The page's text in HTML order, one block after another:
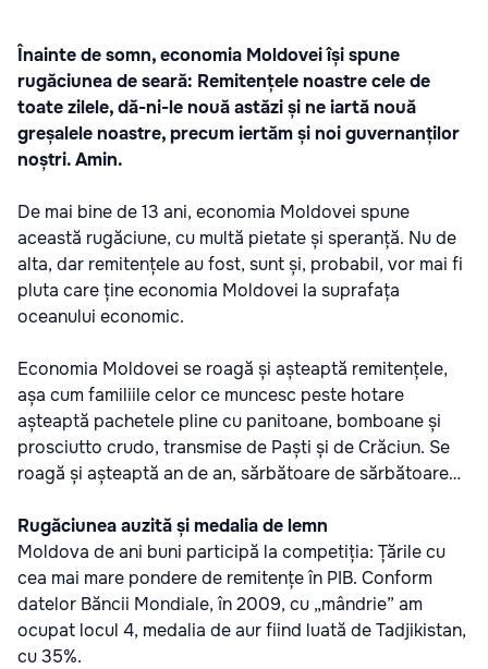
Înainte de somn, economia Moldovei își spune
rugăciunea de seară: Remitențele noastre cele de
toate zilele, dă-ni-le nouă astăzi și ne iartă nouă
greșalele noastre, precum iertăm și noi guvernanților
noștri. Amin.
De mai bine de 13 ani, economia Moldovei spune
această rugăciune, cu multă pietate și speranță. Nu de
alta, dar remitențele au fost, sunt și, probabil, vor mai fi
pluta care ține economia Moldovei la suprafața
oceanului economic.
Economia Moldovei se roagă și așteaptă remitențele,
așa cum familiile celor ce muncesc peste hotare
așteaptă pachetele pline cu panitoane, bomboane și
prosciutto crudo, transmise de Paști și de Crăciun. Se
roagă și așteaptă an de an, sărbătoare de sărbătoare…
Rugăciunea auzită și medalia de lemn
Moldova de ani buni participă la competiția: Țările cu
cea mai mare pondere de remitențe în PIB. Conform
datelor Băncii Mondiale, în 2009, cu „mândrie” am
ocupat locul 4, medalia de aur fiind luată de Tadjikistan,
cu 35%.